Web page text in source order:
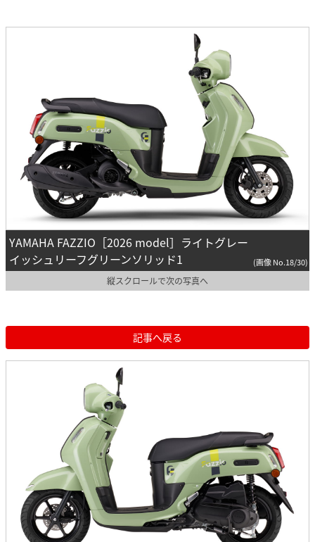
YAMAHA FAZZIO［2026 model］ライトグレー
イッシュリーフグリーンソリッド1
(画像 No.18/30)
縦スクロールで次の写真へ
記事へ戻る